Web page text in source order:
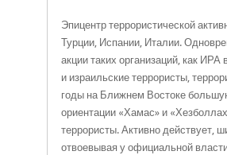
Эпицентр террористической
Турции, Испании, Италии.
акции таких организаций, как
и израильские террористы,
годы на Ближнем Востоке
ориентации «Хамас» и
террористы. Активно действует,
отвоевывая у официальной